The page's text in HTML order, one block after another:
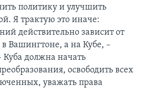
политику и улучшить
Я трактую это иначе:
действительно зависит от
Вашингтоне, а на Кубе, –
Куба должна начать
освободить всех
уважать права